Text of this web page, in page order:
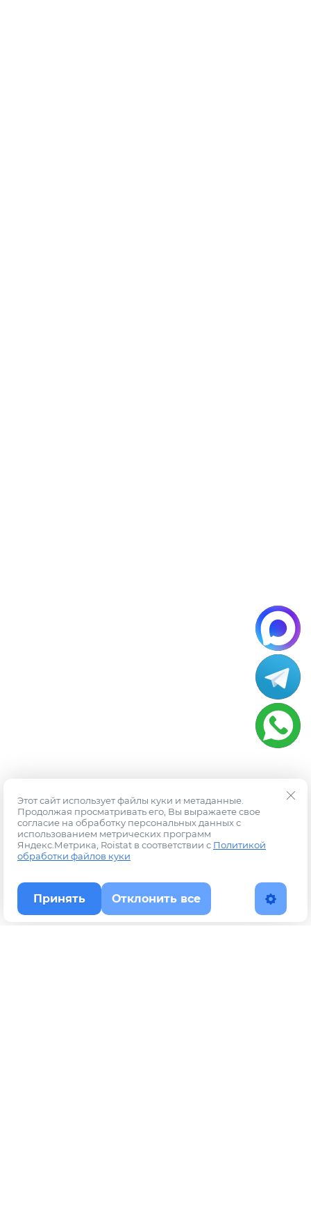
Этот сайт использует файлы куки и метаданные.
Продолжая просматривать его, Вы выражаете свое
согласие на обработку персональных данных с
использованием метрических программ
Яндекс.Метрика, Roistat в соответствии с Политикой
обработки файлов куки
Принять Отклонить все